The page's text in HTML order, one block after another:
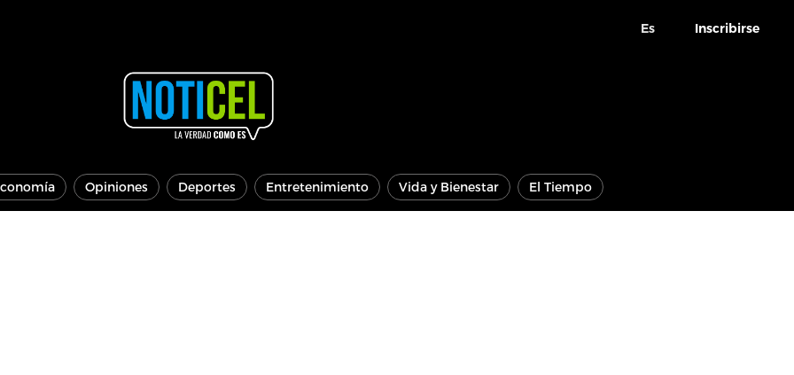
Es Inscribirse
Opiniones Deportes Entretenimiento Vida y Bienestar El Tiempo